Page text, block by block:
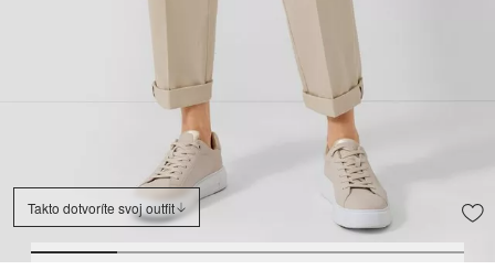
Takto dotvoríte svoj outfit